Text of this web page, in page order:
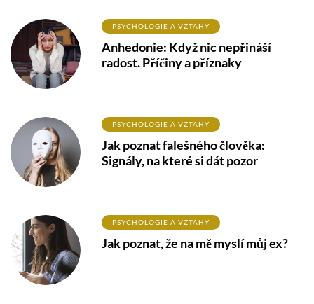
PSYCHOLOGIE A VZTAHY
Anhedonie: Když nic nepřináší
radost. Příčiny a příznaky
PSYCHOLOGIE A VZTAHY
Jak poznat falešného člověka:
Signály, na které si dát pozor
PSYCHOLOGIE A VZTAHY
Jak poznat, že na mě myslí můj ex?